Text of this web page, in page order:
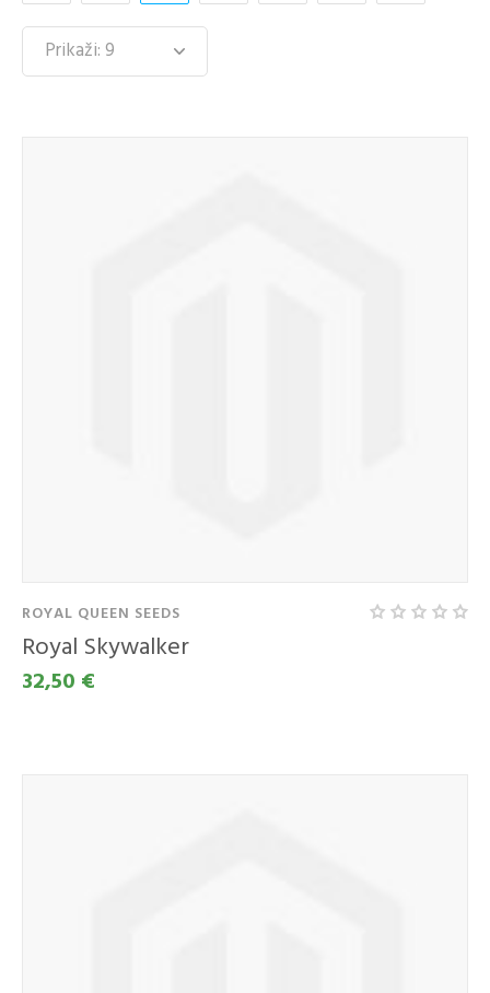
ROYAL QUEEN SEEDS
Royal Skywalker
32,50 €